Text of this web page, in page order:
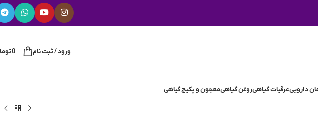
ورود / ثبت نام 0
داروییعرقیات گیاهیروغن گیاهیمعجون و پکیج گیاهی